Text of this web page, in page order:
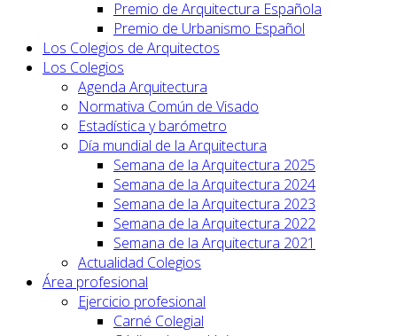
Premio de Arquitectura Española
Premio de Urbanismo Español
Los Colegios de Arquitectos
Los Colegios
Agenda Arquitectura
Normativa Común de Visado
Estadística y barómetro
Día mundial de la Arquitectura
Semana de la Arquitectura 2025
Semana de la Arquitectura 2024
Semana de la Arquitectura 2023
Semana de la Arquitectura 2022
Semana de la Arquitectura 2021
Actualidad Colegios
Área profesional
Ejercicio profesional
Carné Colegial